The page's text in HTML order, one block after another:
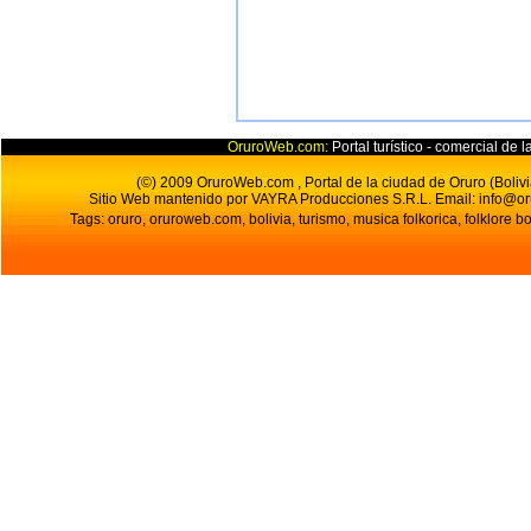
OruroWeb.com: Portal turístico - comercial de
(©) 2009 OruroWeb.com , Portal de la ciudad de Oruro
Sitio Web mantenido por VAYRA Producciones S.R.L. Email:
Tags: oruro, oruroweb.com, bolivia, turismo, musica folkorica, folklore